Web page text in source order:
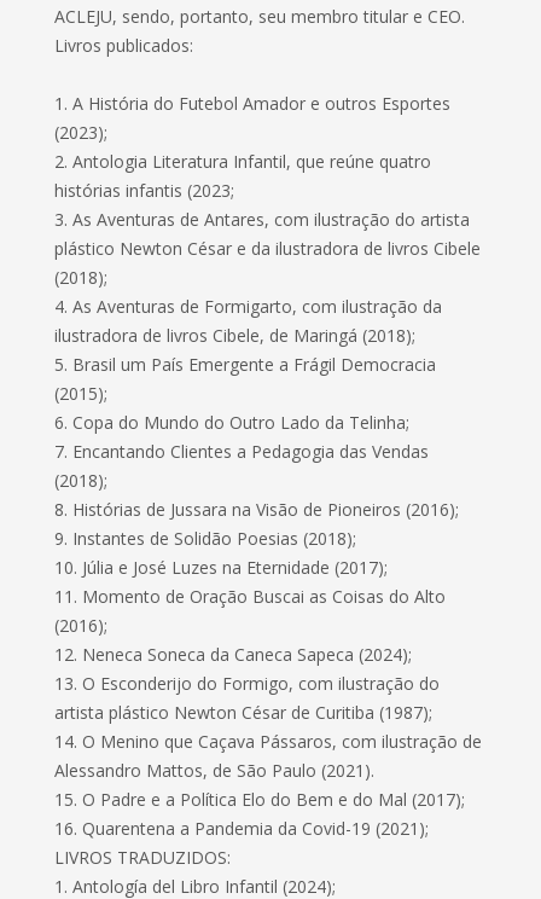
ACLEJU, sendo, portanto, seu membro titular e CEO.
Livros publicados:
1. A História do Futebol Amador e outros Esportes
(2023);
2. Antologia Literatura Infantil, que reúne quatro
histórias infantis (2023;
3. As Aventuras de Antares, com ilustração do artista
plástico Newton César e da ilustradora de livros Cibele
(2018);
4. As Aventuras de Formigarto, com ilustração da
ilustradora de livros Cibele, de Maringá (2018);
5. Brasil um País Emergente a Frágil Democracia
(2015);
6. Copa do Mundo do Outro Lado da Telinha;
7. Encantando Clientes a Pedagogia das Vendas
(2018);
8. Histórias de Jussara na Visão de Pioneiros (2016);
9. Instantes de Solidão Poesias (2018);
10. Júlia e José Luzes na Eternidade (2017);
11. Momento de Oração Buscai as Coisas do Alto
(2016);
12. Neneca Soneca da Caneca Sapeca (2024);
13. O Esconderijo do Formigo, com ilustração do
artista plástico Newton César de Curitiba (1987);
14. O Menino que Caçava Pássaros, com ilustração de
Alessandro Mattos, de São Paulo (2021).
15. O Padre e a Política Elo do Bem e do Mal (2017);
16. Quarentena a Pandemia da Covid-19 (2021);
LIVROS TRADUZIDOS:
1. Antología del Libro Infantil (2024);